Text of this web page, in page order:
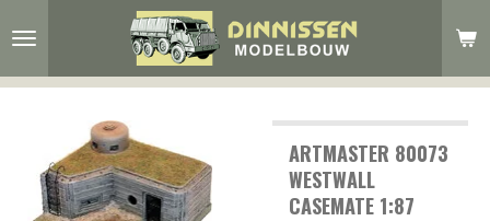
direct
naar
hoofdinhoud
ARTMASTER 80073
WESTWALL
CASEMATE 1:87